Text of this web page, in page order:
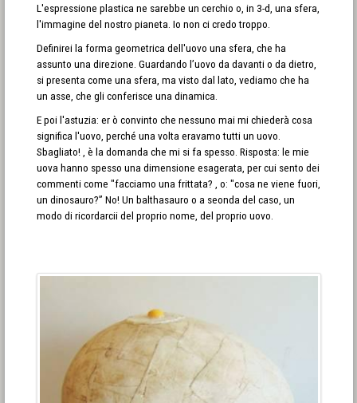
L'espressione plastica ne sarebbe un cerchio o, in 3-d, una sfera,
l'immagine del nostro pianeta. Io non ci credo troppo.
Definirei la forma geometrica dell'uovo una sfera, che ha
assunto una direzione. Guardando l’uovo da davanti o da dietro,
si presenta come una sfera, ma visto dal lato, vediamo che ha
un asse, che gli conferisce una dinamica.
E poi l'astuzia: er ò convinto che nessuno mai mi chiederà cosa
significa l'uovo, perché una volta eravamo tutti un uovo.
Sbagliato! , è la domanda che mi si fa spesso. Risposta: le mie
uova hanno spesso una dimensione esagerata, per cui sento dei
commenti come "facciamo una frittata? , o: "cosa ne viene fuori,
un dinosauro?” No! Un balthasauro o a seonda del caso, un
modo di ricordarcii del proprio nome, del proprio uovo.